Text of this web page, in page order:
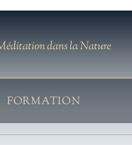
dans la Nature
FORMATION